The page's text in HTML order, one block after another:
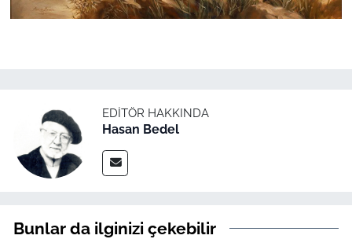
EDITÖR HAKKINDA
Hasan Bedel
Bunlar da ilginizi çekebilir